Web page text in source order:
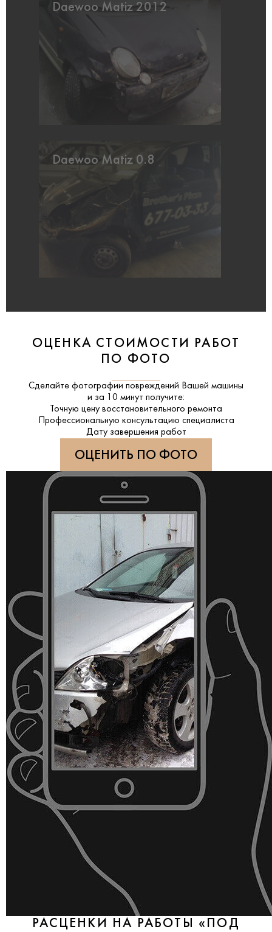
Daewoo Matiz 2012
Daewoo Matiz 0.8
ОЦЕНКА СТОИМОСТИ РАБОТ
ПО ФОТО
Сделайте фотографии повреждений Вашей машины
и за 10 минут получите:
Точную цену восстановительного ремонта
Профессиональную консультацию специалиста
Дату завершения работ
ОЦЕНИТЬ ПО ФОТО
РАСЦЕНКИ НА РАБОТЫ «ПОД